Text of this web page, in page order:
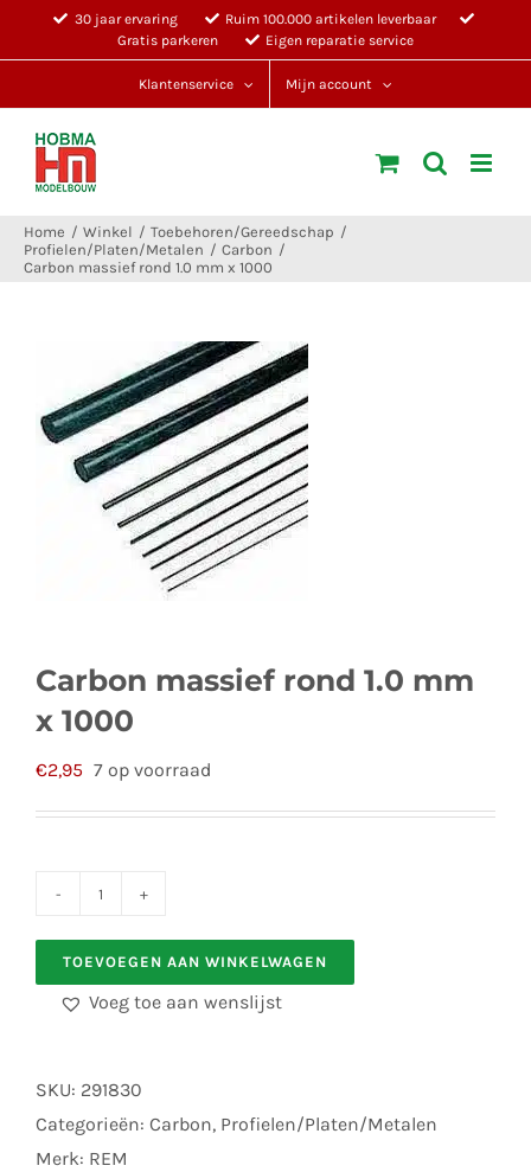
30 jaar ervaring
Ruim 100.000 artikelen leverbaar
Gratis parkeren
Eigen reparatie service
Klantenservice Mijn account
Home Winkel
Toebehoren/Gereedschap
Profielen/Platen/Metalen
Carbon
Carbon massief rond 1.0 mm x 1000
Carbon massief rond 1.0 mm
x 1000
€2,95 7 op voorraad
massief
1.0
x
1000
aantal
TOEVOEGEN AAN WINKELWAGEN
Voeg toe aan wenslijst
SKU: 291830
Categorieën: Carbon, Profielen/Platen/Metalen
Merk: REM